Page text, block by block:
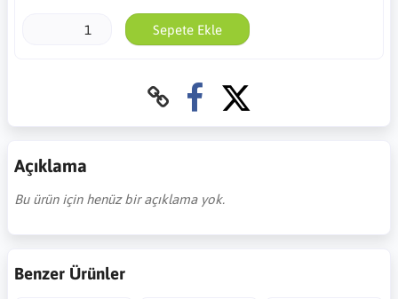
Sepete Ekle
Açıklama
Bu ürün için henüz bir açıklama yok.
Benzer Ürünler